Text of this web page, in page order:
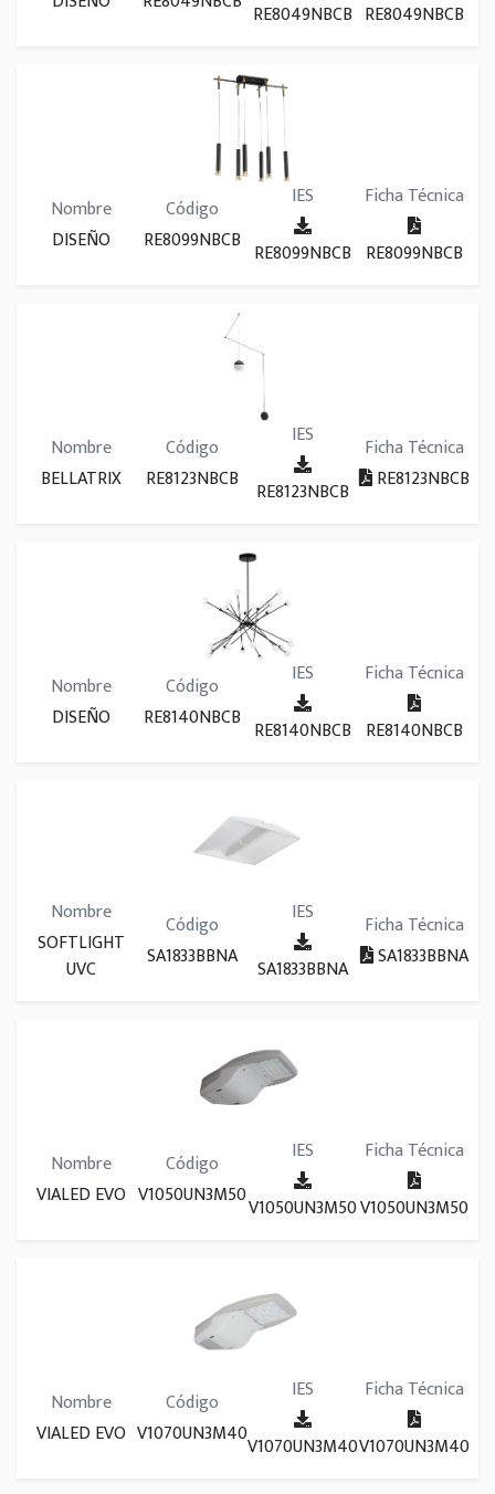
RE8049NBCB RE8049NBCB
Nombre
DISEÑO
Código
RE8099NBCB
IES
RE8099NBCB
Ficha Técnica
RE8099NBCB
Nombre
BELLATRIX
Código
RE8123NBCB
IES
RE8123NBCB
Ficha Técnica
RE8123NBCB
Nombre
DISEÑO
Código
RE8140NBCB
IES
RE8140NBCB
Ficha Técnica
RE8140NBCB
Nombre
SOFTLIGHT
UVC
Código
SA1833BBNA
IES
SA1833BBNA
Ficha Técnica
SA1833BBNA
Nombre
VIALED EVO
Código
V1050UN3M50
IES
V1050UN3M50
Ficha Técnica
V1050UN3M50
Nombre
VIALED EVO
Código
V1070UN3M40
IES
V1070UN3M40
Ficha Técnica
V1070UN3M40